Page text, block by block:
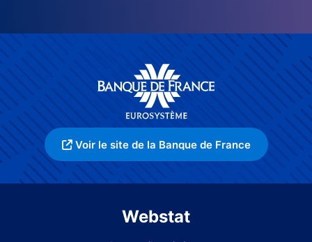
Voir le site de la Banque de France
Webstat